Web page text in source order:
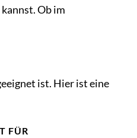
Ob im
ist. Hier ist eine
FÜR